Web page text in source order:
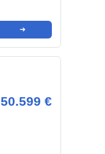
➜
50.599 €